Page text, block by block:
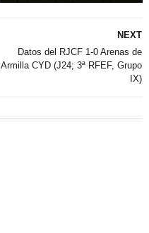
NEXT
Datos del RJCF 1-0 Arenas de
Armilla CYD (J24; 3ª RFEF, Grupo
IX)